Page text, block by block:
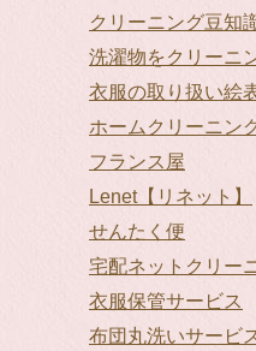
クリーニング豆知
洗濯物をクリーニ
衣服の取り扱い絵
ホームクリーニン
フランス屋
Lenet【リネット】
せんたく便
宅配ネットクリー
衣服保管サービス
布団丸洗いサービ